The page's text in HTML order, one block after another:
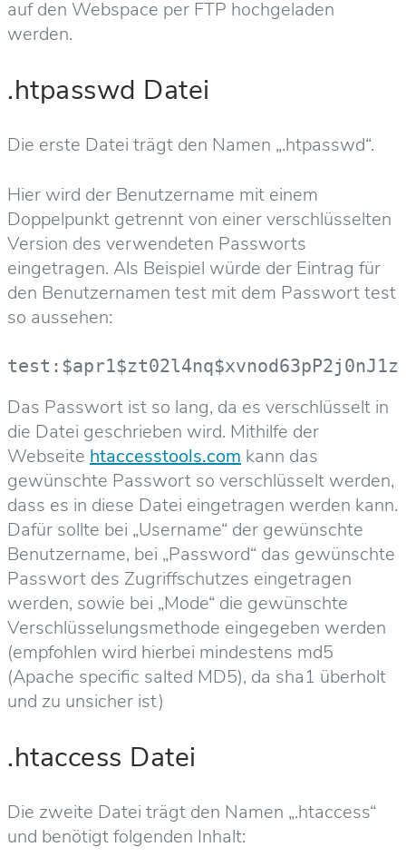
auf den Webspace per FTP hochgeladen
werden.
.htpasswd Datei
Die erste Datei trägt den Namen „.htpasswd“.
Hier wird der Benutzername mit einem
Doppelpunkt getrennt von einer verschlüsselten
Version des verwendeten Passworts
eingetragen. Als Beispiel würde der Eintrag für
den Benutzernamen test mit dem Passwort test
so aussehen:
Das Passwort ist so lang, da es verschlüsselt in
die Datei geschrieben wird. Mithilfe der
Webseite htaccesstools.com kann das
gewünschte Passwort so verschlüsselt werden,
dass es in diese Datei eingetragen werden kann.
Dafür sollte bei „Username“ der gewünschte
Benutzername, bei „Password“ das gewünschte
Passwort des Zugriffschutzes eingetragen
werden, sowie bei „Mode“ die gewünschte
Verschlüsselungsmethode eingegeben werden
(empfohlen wird hierbei mindestens md5
(Apache specific salted MD5), da sha1 überholt
und zu unsicher ist)
.htaccess Datei
Die zweite Datei trägt den Namen „.htaccess“
und benötigt folgenden Inhalt: